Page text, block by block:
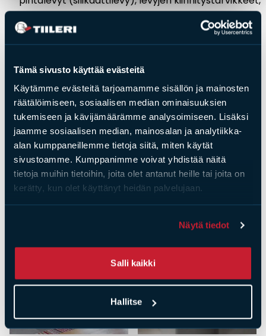
Tämä sivusto käyttää evästeitä
Käytämme evästeitä tarjoamamme sisällön ja mainosten
räätälöimiseen, sosiaalisen median ominaisuuksien
tukemiseen ja kävijämäärämme analysoimiseen. Lisäksi
jaamme sosiaalisen median, mainosalan ja analytiikka-
alan kumppaneillemme tietoja siitä, miten käytät
sivustoamme. Kumppanimme voivat yhdistää näitä
tietoja muihin tietoihin, joita olet antanut heille tai joita on
kerätty, kun olet käyttänyt heidän palvelujaan.
Näytä tiedot
Salli kaikki
Hallitse
pohja- ja pintalaastin tai tiililaatan, verkon ja
ilmanohjausritilät
Myydään myös asennettuna, tiedustele hintaa
Saat­tai­sit ol­la kiin­nos­tu­nut
myös näis­tä
Uutuus!